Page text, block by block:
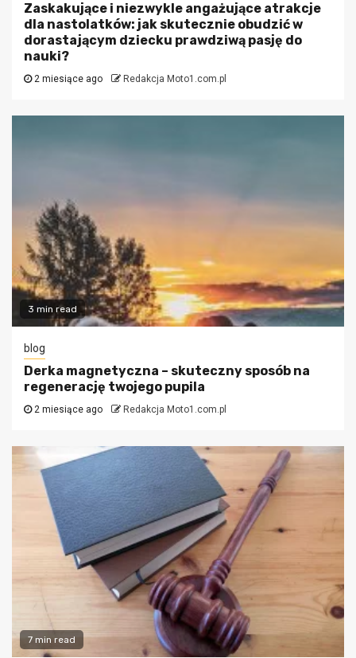
Zaskakujące i niezwykle angażujące atrakcje
dla nastolatków: jak skutecznie obudzić w
dorastającym dziecku prawdziwą pasję do
nauki?
2 miesiące ago Redakcja Moto1.com.pl
3 min read
blog
Derka magnetyczna – skuteczny sposób na
regenerację twojego pupila
2 miesiące ago Redakcja Moto1.com.pl
7 min read